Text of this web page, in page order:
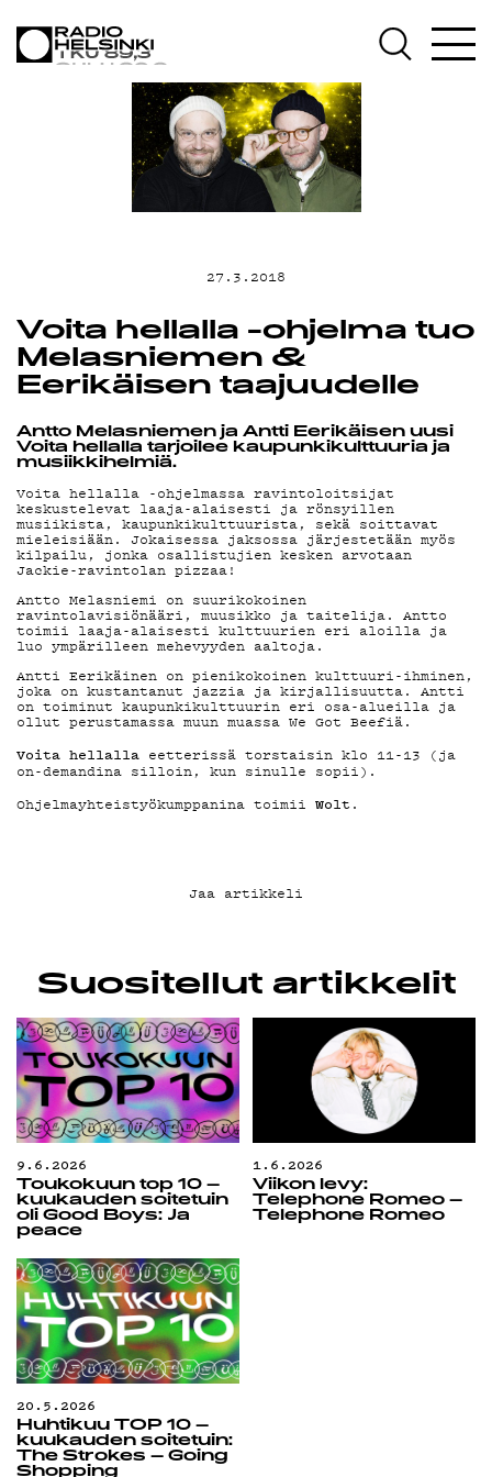
OHJELMAT
TEKIJÄT
ON-DEMAND
PODCAST
MAINOSTA
G LIVELAB
YSTÄVÄKLUBI
TIETOSUOJA
27.3.2018
Voita hellalla -ohjelma tuo
Melasniemen &
Eerikäisen taajuudelle
Antto Melasniemen ja Antti Eerikäisen uusi
Voita hellalla tarjoilee kaupunkikulttuuria ja
musiikkihelmiä.
Voita hellalla -ohjelmassa ravintoloitsijat
keskustelevat laaja-alaisesti ja rönsyillen
musiikista, kaupunkikulttuurista, sekä soittavat
mieleisiään. Jokaisessa jaksossa järjestetään myös
kilpailu, jonka osallistujien kesken arvotaan
Jackie-ravintolan pizzaa!
Antto Melasniemi on suurikokoinen
ravintolavisiönääri, muusikko ja taitelija. Antto
toimii laaja-alaisesti kulttuurien eri aloilla ja
luo ympärilleen mehevyyden aaltoja.
Antti Eerikäinen on pienikokoinen kulttuuri-ihminen,
joka on kustantanut jazzia ja kirjallisuutta. Antti
on toiminut kaupunkikulttuurin eri osa-alueilla ja
ollut perustamassa muun muassa We Got Beefiä.
Voita hellalla eetterissä torstaisin klo 11-13 (ja
on-demandina silloin, kun sinulle sopii).
Ohjelmayhteistyökumppanina toimii Wolt.
Jaa artikkeli
Suositellut artikkelit
9.6.2026
Toukokuun top 10 –
kuukauden soitetuin
oli Good Boys: Ja
peace
1.6.2026
Viikon levy:
Telephone Romeo –
Telephone Romeo
20.5.2026
Huhtikuu TOP 10 –
kuukauden soitetuin:
The Strokes – Going
Shopping